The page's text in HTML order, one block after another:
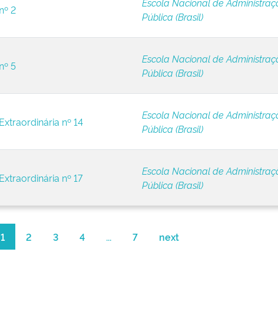
2
Pública (Brasil)
5
Escola Nacional de
Pública (Brasil)
nº 14
Escola Nacional de
Pública (Brasil)
nº 17
Escola Nacional de
Pública (Brasil)
1 2 3 4 ... 7 next